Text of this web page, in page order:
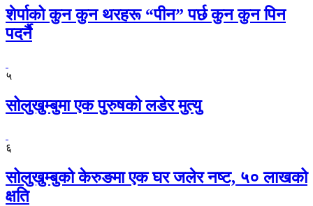
शेर्पाको कुन कुन थरहरू “पीन” पर्छ कुन कुन पिन
पदर्नै
५
सोलुखुम्बुमा एक पुरुषको लडेर मुत्यु
६
सोलुखुम्बुको केरुङमा एक घर जलेर नष्ट, ५० लाखको
क्षति